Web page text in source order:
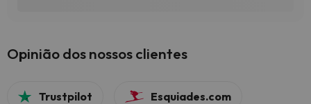
Opinião dos nossos clientes
Trustpilot Esquiades.com